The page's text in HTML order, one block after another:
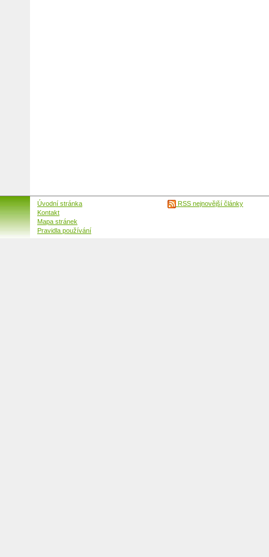
Úvodní stránka
Kontakt
Mapa stránek
Pravidla používání
RSS nejnovější články